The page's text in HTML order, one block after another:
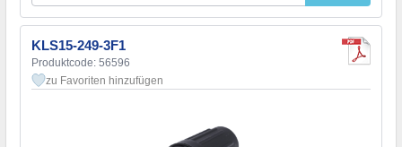
KLS15-249-3F1
Produktcode: 56596
zu Favoriten hinzufügen